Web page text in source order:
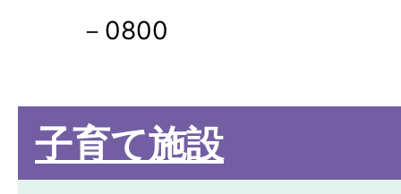
－0800
子育て施設